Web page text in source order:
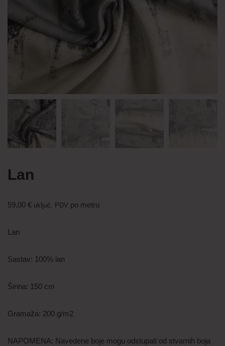
Lan
59,00 € uključ. PDV po metru
Lan
Sastav: 100% lan
Širina: 150 cm
Gramaža: 200 g/m2
NAPOMENA: Navedene boje mogu odstupati od stvarnih boja